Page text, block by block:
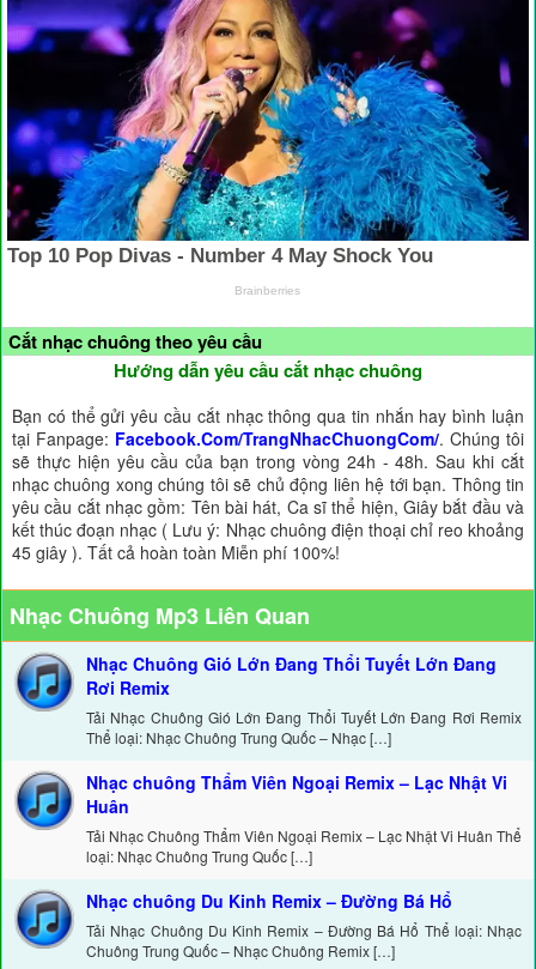
Cắt nhạc chuông theo yêu cầu
Hướng dẫn yêu cầu cắt nhạc chuông
Bạn có thể gửi yêu cầu cắt nhạc thông qua tin nhắn hay bình luận
tại Fanpage: Facebook.Com/TrangNhacChuongCom/. Chúng tôi
sẽ thực hiện yêu cầu của bạn trong vòng 24h - 48h. Sau khi cắt
nhạc chuông xong chúng tôi sẽ chủ động liên hệ tới bạn. Thông tin
yêu cầu cắt nhạc gồm: Tên bài hát, Ca sĩ thể hiện, Giây bắt đầu và
kết thúc đoạn nhạc ( Lưu ý: Nhạc chuông điện thoại chỉ reo khoảng
45 giây ). Tất cả hoàn toàn Miễn phí 100%!
Nhạc Chuông Mp3 Liên Quan
Nhạc Chuông Gió Lớn Đang Thổi Tuyết Lớn Đang
Rơi Remix
Tải Nhạc Chuông Gió Lớn Đang Thổi Tuyết Lớn Đang Rơi Remix
Thể loại: Nhạc Chuông Trung Quốc – Nhạc […]
Nhạc chuông Thẩm Viên Ngoại Remix – Lạc Nhật Vi
Huân
Tải Nhạc Chuông Thẩm Viên Ngoại Remix – Lạc Nhật Vi Huân Thể
loại: Nhạc Chuông Trung Quốc […]
Nhạc chuông Du Kinh Remix – Đường Bá Hổ
Tải Nhạc Chuông Du Kinh Remix – Đường Bá Hổ Thể loại: Nhạc
Chuông Trung Quốc – Nhạc Chuông Remix […]